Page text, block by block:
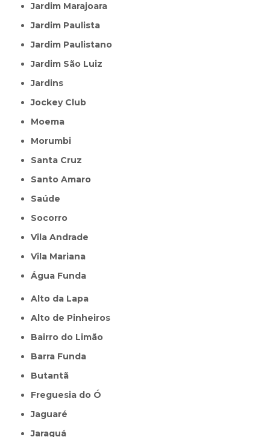
Jardim Marajoara
Jardim Paulista
Jardim Paulistano
Jardim São Luiz
Jardins
Jockey Club
Moema
Morumbi
Santa Cruz
Santo Amaro
Saúde
Socorro
Vila Andrade
Vila Mariana
Água Funda
Alto da Lapa
Alto de Pinheiros
Bairro do Limão
Barra Funda
Butantã
Freguesia do Ó
Jaguaré
Jaraguá